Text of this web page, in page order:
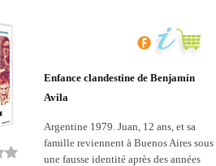
Enfance clandestine de Benjamín
Avila
Argentine 1979. Juan, 12 ans, et sa
famille reviennent à Buenos Aires sous
une fausse identité après des années